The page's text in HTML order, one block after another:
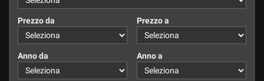
Prezzo da Prezzo a
Anno da Anno a
tracciamento
che
adottiamo
per
offrire
le
funzionalità